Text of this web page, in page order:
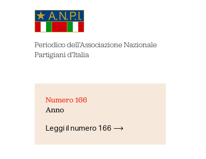
Periodico dell’Associazione Nazionale
Partigiani d’Italia
Numero 166
Anno
Leggi il numero 166